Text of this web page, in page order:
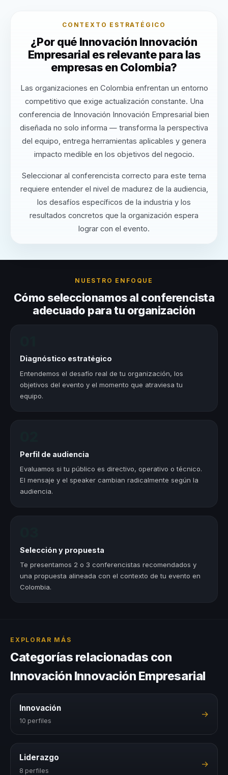
CONTEXTO ESTRATÉGICO
¿Por qué Innovación Innovación
Empresarial es relevante para las
empresas en Colombia?
Las organizaciones en Colombia enfrentan un entorno
competitivo que exige actualización constante. Una
conferencia de Innovación Innovación Empresarial bien
diseñada no solo informa — transforma la perspectiva
del equipo, entrega herramientas aplicables y genera
impacto medible en los objetivos del negocio.
Seleccionar al conferencista correcto para este tema
requiere entender el nivel de madurez de la audiencia,
los desafíos específicos de la industria y los
resultados concretos que la organización espera
lograr con el evento.
NUESTRO ENFOQUE
Cómo seleccionamos al conferencista
adecuado para tu organización
Diagnóstico estratégico
Entendemos el desafío real de tu organización, los
objetivos del evento y el momento que atraviesa tu
equipo.
Perfil de audiencia
Evaluamos si tu público es directivo, operativo o técnico.
El mensaje y el speaker cambian radicalmente según la
audiencia.
Selección y propuesta
Te presentamos 2 o 3 conferencistas recomendados y
una propuesta alineada con el contexto de tu evento en
Colombia.
EXPLORAR MÁS
Categorías relacionadas con
Innovación Innovación Empresarial
Innovación
10 perfiles
→
Liderazgo
8 perfiles
→